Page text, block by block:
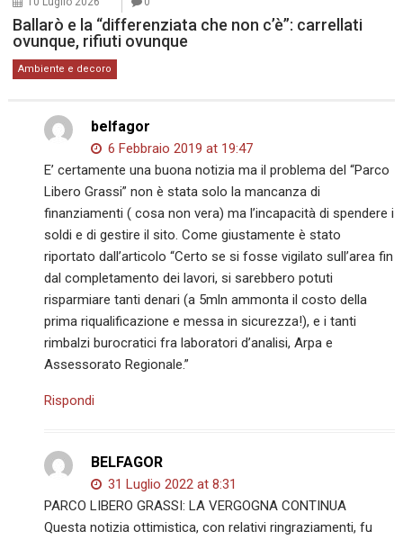
Ballarò e la “differenziata che non c’è”: carrellati
ovunque, rifiuti ovunque
Ambiente e decoro
belfagor
6 Febbraio 2019 at 19:47
E’ certamente una buona notizia ma il problema del “Parco
Libero Grassi” non è stata solo la mancanza di
finanziamenti ( cosa non vera) ma l’incapacità di spendere i
soldi e di gestire il sito. Come giustamente è stato
riportato dall’articolo “Certo se si fosse vigilato sull’area fin
dal completamento dei lavori, si sarebbero potuti
risparmiare tanti denari (a 5mln ammonta il costo della
prima riqualificazione e messa in sicurezza!), e i tanti
rimbalzi burocratici fra laboratori d’analisi, Arpa e
Assessorato Regionale.”
Rispondi
BELFAGOR
31 Luglio 2022 at 8:31
PARCO LIBERO GRASSI: LA VERGOGNA CONTINUA
Questa notizia ottimistica, con relativi ringraziamenti, fu